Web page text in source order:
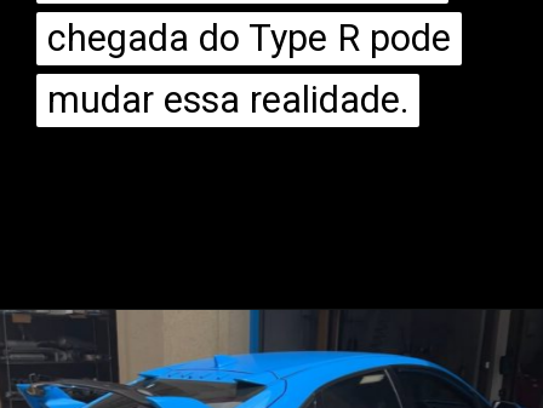
chegada do Type R pode
mudar essa realidade.
chegada do Type R pode
mudar essa realidade.